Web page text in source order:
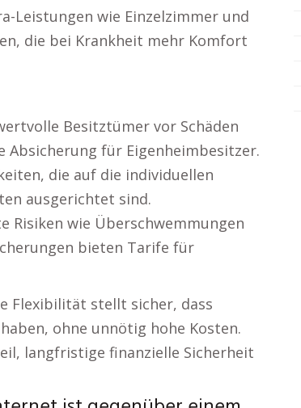
Leistungen wie Einzelzimmer und
die bei Krankheit mehr Komfort
Besitztümer vor Schäden
Absicherung für Eigenheimbesitzer.
die auf die individuellen
ausgerichtet sind.
Risiken wie Überschwemmungen
bieten Tarife für
Flexibilität stellt sicher, dass
ohne unnötig hohe Kosten.
langfristige finanzielle Sicherheit